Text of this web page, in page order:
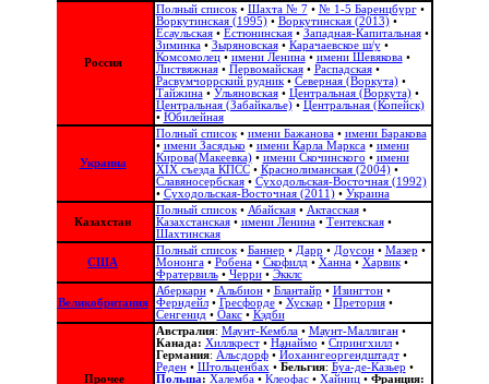
Россия
Полный список• Шахта № 7• № 1-5 Баренцбург•
Воркутинская (1995)• Воркутинская (2013)•
Есаульская• Естюнинская• Западная-Капитальная•
Зиминка• Зыряновская• Карачаевское ш/у•
Комсомолец• имени Ленина• имени Шевякова•
Листвяжная• Первомайская• Распадская•
Расвумчоррский рудник• Северная (Воркута)•
Тайжина• Ульяновская• Центральная (Воркута)•
Центральная (Забайкалье)• Центральная (Копейск)
• Юбилейная
Украина
Полный список• имени Бажанова• имени Баракова
• имени Засядько • имени Карла Маркса• имени
Кирова(Макеевка)• имени Скочинского • имени
ХІХ съезда КПСС• Краснолиманская (2004)•
Славяносербская• Суходольская-Восточная (1992)
• Суходольская-Восточная (2011)• Украина
Казахстан
Полный список• Абайская• Актасская•
Казахстанская• имени Ленина• Тентекская•
Шахтинская
США
Полный список• Баннер • Дарр • Доусон• Мазер •
Мононга• Робена• Скофилд • Ханна• Харвик•
Фратервиль• Черри• Экклс
Великобритания
Аберкарн• Альбион‎• Блантайр • Изингтон•
Ферндейл• Гресфорде• Хускар • Претория•
Сенгенид • Оакс• Кэдби
Прочее
Австралия: Маунт-Кембла• Маунт-Маллиган•
Канада: Хиллкрест• Нанаймо • Спрингхилл•
Германия: Альсдорф• Йоханнгеоргендштадт•
Реден• Штольценбах • Бельгия: Буа-де-Казьер •
Польша: Халемба• Клеофас• Хайниц• Франция: